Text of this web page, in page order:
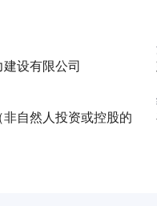
、质量立企，始终不渝
泛好评。近年来，公司先
动奖状”、“中国对外施工
“湖北省文明单位”。
发展”的使命，公司愿与各界同仁、朋友携手合作、共享机遇、共
设有限公司
自然人投资或控股的